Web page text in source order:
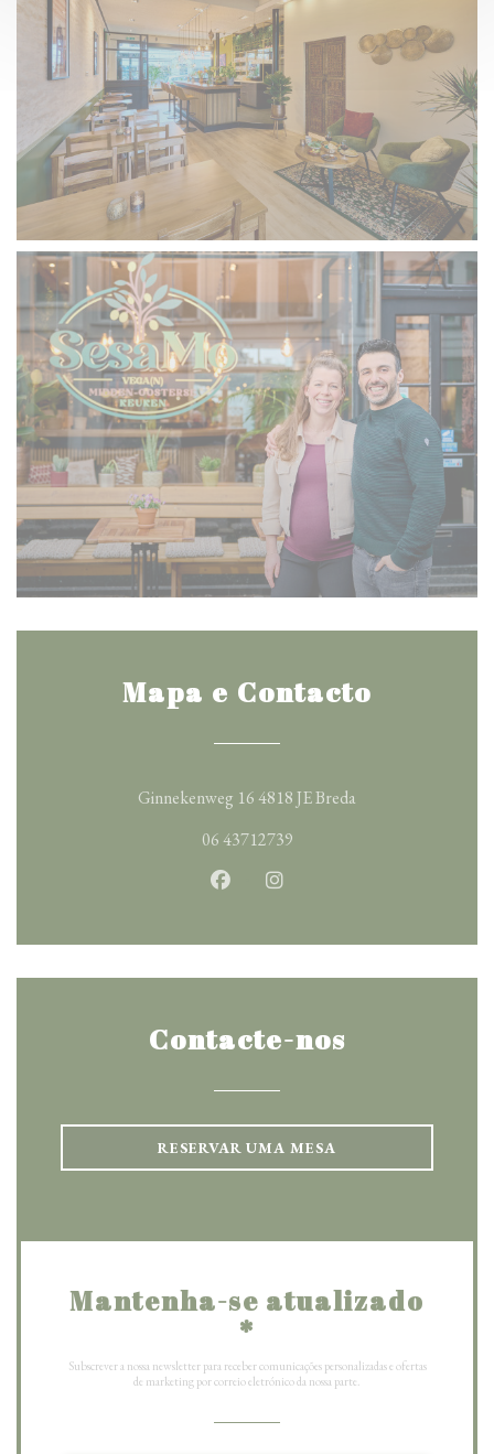
Mapa e Contacto
Ginnekenweg 16 4818 JE Breda
06 43712739
Facebook ((abre numa nova
Instagram ((abre numa
Contacte-nos
RESERVAR UMA MESA
Mantenha-se atualizado
*
Subscrever a nossa newsletter para receber comunicações personalizadas e ofertas
de marketing por correio eletrónico da nossa parte.